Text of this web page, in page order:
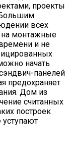
проекты
всех
на монтажные
и не
начать
панелей
предохраняет
Дом из
считанных
построек
уступают